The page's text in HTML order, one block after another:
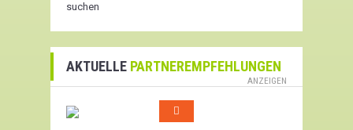
suchen
AKTUELLE PARTNEREMPFEHLUNGEN
ANZEIGEN